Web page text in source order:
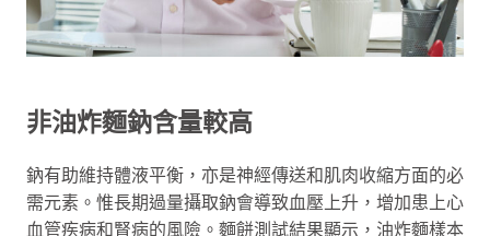
非油炸麵鈉含量較高
鈉有助維持體液平衡，亦是神經傳送和肌肉收縮方面的必
需元素。惟長期過量攝取鈉會導致血壓上升，增加患上心
血管疾病和腎病的風險。麵餅測試結果顯示，油炸麵樣本